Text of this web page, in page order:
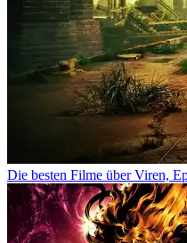
Die besten Filme über Viren,